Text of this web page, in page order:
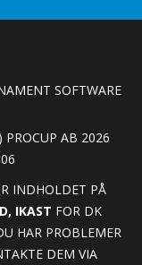
SOFTWARE
AB 2026
INDHOLDET PÅ
IKAST FOR DK
HAR PROBLEMER
DEM VIA